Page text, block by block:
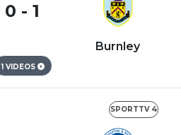
0 - 1
Burnley
1 VIDEOS
SPORTTV 4